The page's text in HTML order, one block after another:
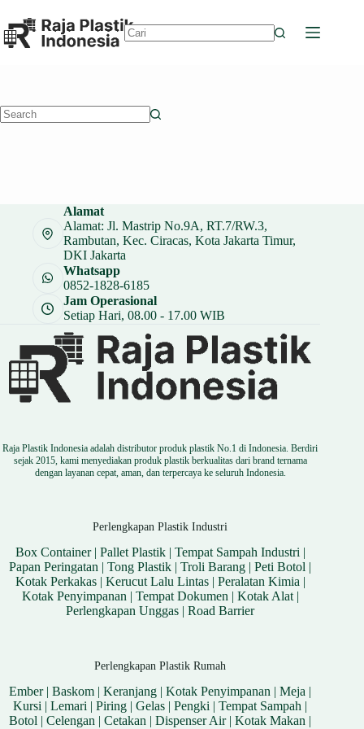
to
content
Alamat
Alamat: Jl. Mastrip No.9A, RT.7/RW.3,
Rambutan, Kec. Ciracas, Kota Jakarta Timur,
DKI Jakarta
Whatsapp
0852-1828-6185
Jam Operasional
Setiap Hari, 08.00 - 17.00 WIB
Raja Plastik Indonesia adalah distributor produk plastik No.1 di Indonesia. Berdiri
sejak 2015, kami menyediakan produk plastik berkualitas dari brand ternama
dengan layanan cepat, aman, dan terpercaya ke seluruh Indonesia.
Perlengkapan Plastik Industri
Box Container| Pallet Plastik| Tempat Sampah Industri |
Papan Peringatan |Tong Plastik |Troli Barang |Peti Botol |
Kotak Perkakas| Kerucut Lalu Lintas| Peralatan Kimia |
Kotak Penyimpanan | Tempat Dokumen | Kotak Alat|
Perlengkapan Unggas |Road Barrier
Perlengkapan Plastik Rumah
Ember|Baskom |Keranjang |Kotak Penyimpanan |Meja |
Kursi |Lemari |Piring |Gelas |Pengki |Tempat Sampah |
Botol |Celengan |Cetakan |Dispenser Air|Kotak Makan |